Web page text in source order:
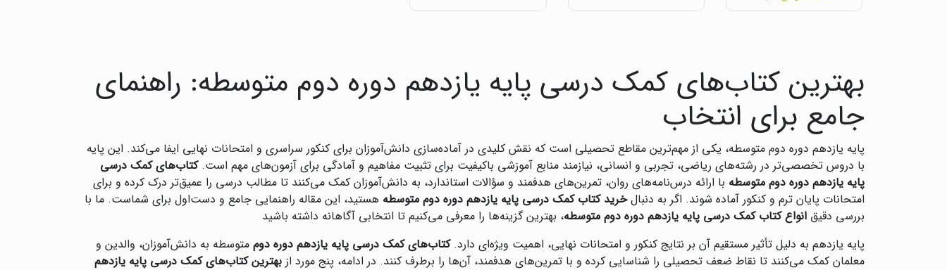
بهترین کتاب‌های کمک درسی پایه یازدهم دوره دوم متوسطه: راهنمای
جامع برای انتخاب
پایه یازدهم دوره دوم متوسطه، یکی از مهم‌ترین مقاطع تحصیلی است که نقش کلیدی در آماده‌سازی دانش‌آموزان برای کنکور سراسری و امتحانات نهایی ایفا می‌کند. این پایه
با دروس تخصصی‌تر در رشته‌های ریاضی، تجربی و انسانی، نیازمند منابع آموزشی باکیفیت برای تثبیت مفاهیم و آمادگی برای آزمون‌های مهم است.کتاب‌های کمک درسی
پایه یازدهم دوره دوم متوسطه با ارائه درس‌نامه‌های روان، تمرین‌های هدفمند و سؤالات استاندارد، به دانش‌آموزان کمک می‌کنند تا مطالب درسی را عمیق‌تر درک کرده و برای
امتحانات پایان ترم و کنکور آماده شوند. اگر به دنبالخرید کتاب کمک درسی پایه یازدهم دوره دوم متوسطه هستید، این مقاله راهنمایی جامع و دست‌اول برای شماست. ما با
بررسی دقیق انواع کتاب کمک درسی پایه یازدهم دوره دوم متوسطه، بهترین گزینه‌ها را معرفی می‌کنیم تا انتخابی آگاهانه داشته باشید
پایه یازدهم به دلیل تأثیر مستقیم آن بر نتایج کنکور و امتحانات نهایی، اهمیت ویژه‌ای دارد.کتاب‌های کمک درسی پایه یازدهم دوره دوم متوسطه به دانش‌آموزان، والدین و
معلمان کمک می‌کنند تا نقاط ضعف تحصیلی را شناسایی کرده و با تمرین‌های هدفمند، آن‌ها را برطرف کنند. در ادامه، پنج مورد از بهترین کتاب‌های کمک درسی پایه یازدهم